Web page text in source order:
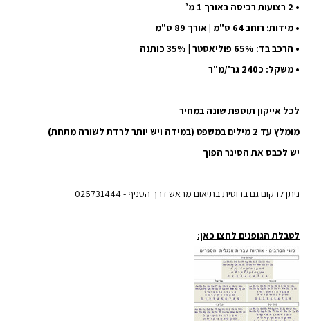
• 2 רצועות רכיסה באורך 1 מ’
• מידות: רוחב 64 ס"מ | אורך 89 ס"מ
• הרכב בד: 65% פוליאסטר | 35% כותנה
• משקל: כ240 גר'/מ"ר
לכל אייקון תוספת שונה במחיר
מומלץ עד 2 מילים במשפט (במידה ויש יותר לרדת לשורה מתחת)
יש לכבס את הסינר הפוך
ניתן לרקום גם ברוסית בתיאום מראש דרך הסניף - 026731444
לטבלת הגופנים לחצו כאן: